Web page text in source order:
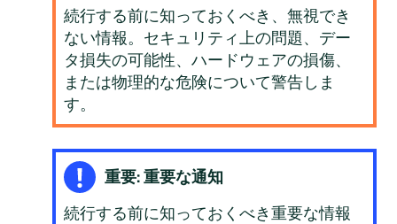
続行する前に知っておくべき、無視でき
ない情報。セキュリティ上の問題、デー
タ損失の可能性、ハードウェアの損傷、
または物理的な危険について警告しま
す。
重要: 重要な通知
続行する前に知っておくべき重要な情報